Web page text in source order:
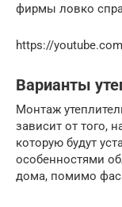
фирмы ловко
https://
Варианты
Монтаж
зависит от того,
которую будут
особенностями
дома, помимо